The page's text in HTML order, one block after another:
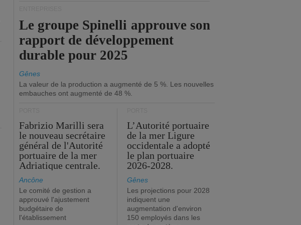
Le groupe Spinelli approuve son
rapport de développement
durable pour 2025
Gênes
La valeur de la production a augmenté de 5 %. Les nouvelles
embauches ont augmenté de 48 %.
Fabrizio Marilli sera
le nouveau secrétaire
général de l'Autorité
portuaire de la mer
Adriatique centrale.
Ancône
Le comité de gestion a
approuvé l'ajustement
budgétaire de
l'établissement
L’Autorité portuaire
de la mer Ligure
occidentale a adopté
le plan portuaire
2026-2028.
Gênes
Les projections pour 2028
indiquent une
augmentation d'environ
150 employés dans les